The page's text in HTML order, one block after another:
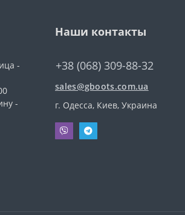
-
-
Наши контакты
+38 (068) 309-88-32
sales@gboots.com.ua
г. Одесса, Киев, Украина